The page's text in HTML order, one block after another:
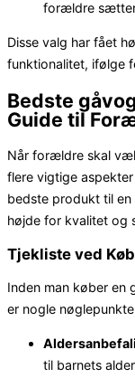
forældre
Disse valg har fået
funktionalitet, ifølge
Bedste
Guide til
Når forældre skal
flere vigtige
bedste produkt til en
højde for kvalitet og
Tjekliste ved Køb
Inden man køber en
er nogle
til barnets